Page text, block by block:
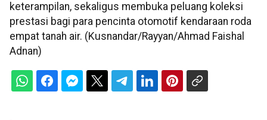
keterampilan, sekaligus membuka peluang koleksi
prestasi bagi para pencinta otomotif kendaraan roda
empat tanah air. (Kusnandar/Rayyan/Ahmad Faishal
Adnan)